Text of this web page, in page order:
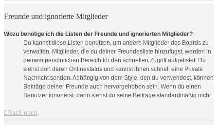
Freunde und ignorierte Mitglieder
Wozu benötige ich die Listen der Freunde und ignorierten Mitglieder?
Du kannst diese Listen benutzen, um andere Mitglieder des Boards zu
verwalten. Mitglieder, die du deiner Freundesliste hinzufügst, werden in
deinem persönlichen Bereich für den schnellen Zugriff aufgelistet. Du
siehst dort deren Onlinestatus und kannst ihnen schnell eine Private
Nachricht senden. Abhängig von dem Style, den du verwendest, können
Beiträge deiner Freunde auch hervorgehoben sein. Wenn du einen
Benutzer ignorierst, dann siehst du seine Beiträge standardmäßig nicht.
Nach oben